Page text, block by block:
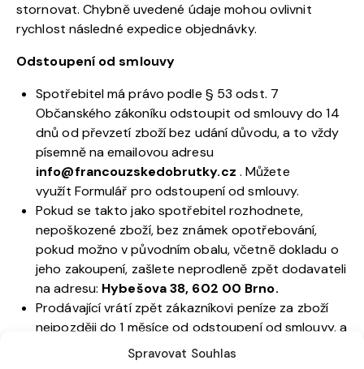
Spravovat Souhlas
stornovat. Chybně uvedené údaje mohou ovlivnit
rychlost následné expedice objednávky.
Odstoupení od smlouvy
Spotřebitel má právo podle § 53 odst. 7
Občanského zákoníku odstoupit od smlouvy do 14
dnů od převzetí zboží bez udání důvodu, a to vždy
písemně na emailovou adresu
info@francouzskedobrutky.cz . Můžete
využít Formulář pro odstoupení od smlouvy.
Pokud se takto jako spotřebitel rozhodnete,
nepoškozené zboží, bez známek opotřebování,
pokud možno v původním obalu, včetně dokladu o
jeho zakoupení, zašlete neprodleně zpět dodavateli
na adresu: Hybešova 38, 602 00 Brno.
Prodávající vrátí zpět zákazníkovi peníze za zboží
nejpozději do 1 měsíce od odstoupení od smlouvy, a
to převodem zpět na bankovní účet kupujícího.